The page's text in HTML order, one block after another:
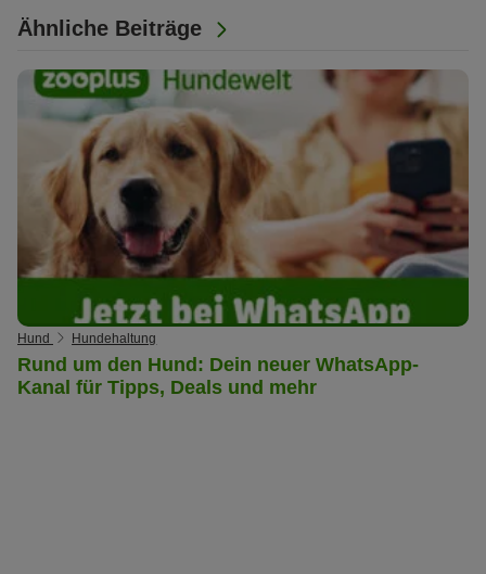
Ähnliche Beiträge
Hund Hundehaltung
Rund um den Hund: Dein neuer WhatsApp-
Kanal für Tipps, Deals und mehr